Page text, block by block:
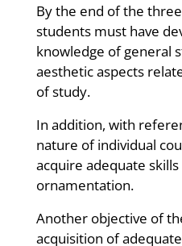
By the end of the
students must have
knowledge of general
aesthetic aspects
of study.
In addition, with
nature of individual
acquire adequate
ornamentation.
Another objective of
acquisition of